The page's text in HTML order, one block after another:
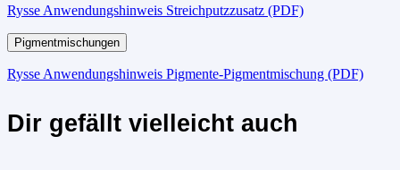
Rysse Anwendungshinweis Streichputzzusatz (PDF)
Pigmentmischungen
Rysse Anwendungshinweis Pigmente-Pigmentmischung (PDF)
Dir gefällt vielleicht auch